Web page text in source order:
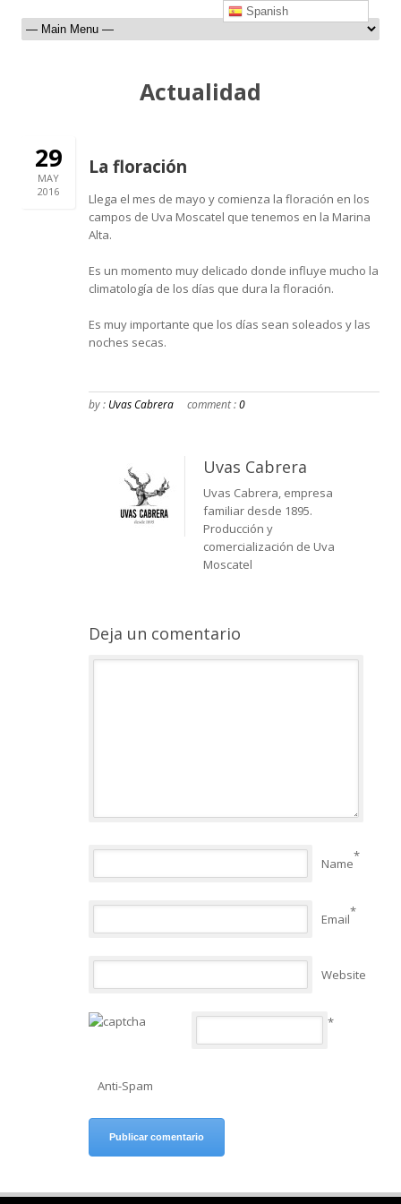
Actualidad
29
MAY
2016
La floración
Llega el mes de mayo y comienza la floración en los
campos de Uva Moscatel que tenemos en la Marina
Alta.
Es un momento muy delicado donde influye mucho la
climatología de los días que dura la floración.
Es muy importante que los días sean soleados y las
noches secas.
by : Uvas Cabrera comment :0
Uvas Cabrera
Uvas Cabrera, empresa
familiar desde 1895.
Producción y
comercialización de Uva
Moscatel
Deja un comentario
Name*
Email*
Website
Anti-Spam
*
Spanish